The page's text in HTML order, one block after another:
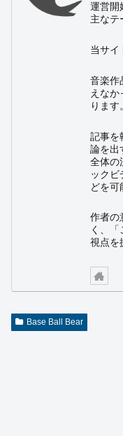
運営開
主なテ
当サイ
音楽作
えなか
ります
記事を
論を出
全体の
ックビ
どを可
作者の
く、
視点を
Base Ball Bear